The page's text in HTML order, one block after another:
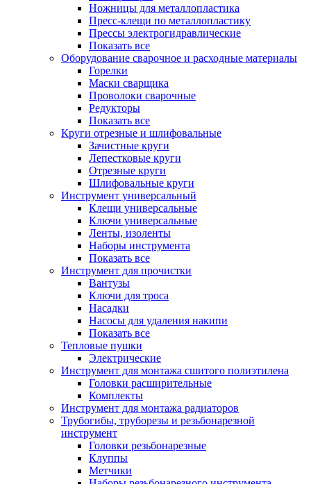
Ножницы для металлопластика
Пресс-клещи по металлопластику
Прессы электрогидравлические
Показать все
Оборудование сварочное и расходные материалы
Горелки
Маски сварщика
Проволоки сварочные
Редукторы
Показать все
Круги отрезные и шлифовальные
Зачистные круги
Лепестковые круги
Отрезные круги
Шлифовальные круги
Инструмент универсальный
Клещи универсальные
Ключи универсальные
Ленты, изоленты
Наборы инструмента
Показать все
Инструмент для прочистки
Вантузы
Ключи для троса
Насадки
Насосы для удаления накипи
Показать все
Тепловые пушки
Электрические
Инструмент для монтажа сшитого полиэтилена
Головки расширительные
Комплекты
Инструмент для монтажа радиаторов
Трубогибы, труборезы и резьбонарезной
инструмент
Головки резьбонарезные
Клуппы
Метчики